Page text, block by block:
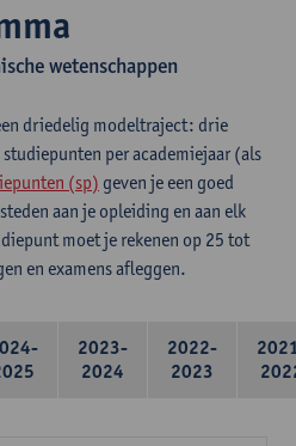
wetenschappen
driedelig modeltraject: drie
per academiejaar (als
(sp) geven je een goed
aan je opleiding en aan elk
moet je rekenen op 25 tot
en examens afleggen.
2023-
2024
2022-
2023